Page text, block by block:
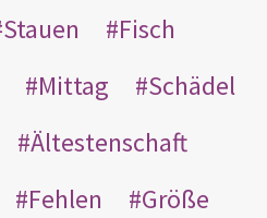
Stauen
Fisch
Mittag
Schädel
Ältestenschaft
Fehlen
Größe